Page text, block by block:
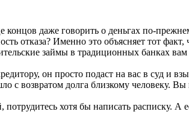
даже говорить о деньгах по-
отказа? Именно это объясняет тот факт,
займы в традиционных банках
он просто подаст на вас в суд и
с возвратом долга близкому человеку.
хотя бы написать расписку.